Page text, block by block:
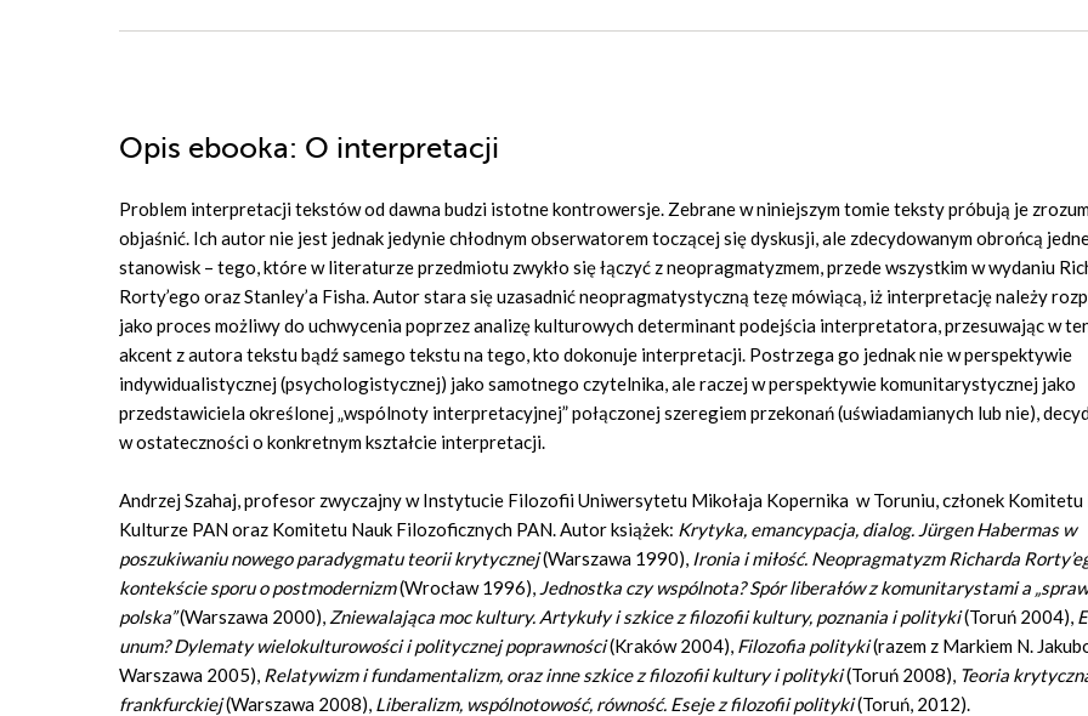
Opis ebooka: O interpretacji
Problem interpretacji tekstów od dawna budzi istotne kontrowersje. Zebrane w niniejszym tomie teksty próbują je
objaśnić. Ich autor nie jest jednak jedynie chłodnym obserwatorem toczącej się dyskusji, ale zdecydowanym obrońcą
stanowisk – tego, które w literaturze przedmiotu zwykło się łączyć z neopragmatyzmem, przede wszystkim w wydaniu
Rorty’ego oraz Stanley’a Fisha. Autor stara się uzasadnić neopragmatystyczną tezę mówiącą, iż interpretację należy
jako proces możliwy do uchwycenia poprzez analizę kulturowych determinant podejścia interpretatora, przesuwając w
akcent z autora tekstu bądź samego tekstu na tego, kto dokonuje interpretacji. Postrzega go jednak nie w perspektywie
indywidualistycznej (psychologistycznej) jako samotnego czytelnika, ale raczej w perspektywie komunitarystycznej jako
przedstawiciela określonej „wspólnoty interpretacyjnej” połączonej szeregiem przekonań (uświadamianych lub nie),
w ostateczności o konkretnym kształcie interpretacji.
Andrzej Szahaj, profesor zwyczajny w Instytucie Filozofii Uniwersytetu Mikołaja Kopernika w Toruniu, członek Komitetu
Kulturze PAN oraz Komitetu Nauk Filozoficznych PAN. Autor książek: Krytyka, emancypacja, dialog. Jürgen Habermas w
poszukiwaniu nowego paradygmatu teorii krytycznej(Warszawa 1990), Ironia i miłość. Neopragmatyzm Richarda
kontekście sporu o postmodernizm(Wrocław 1996), Jednostka czy wspólnota? Spór liberałów z komunitarystami a
polska”(Warszawa 2000), Zniewalająca moc kultury. Artykuły i szkice z filozofii kultury, poznania i polityki(Toruń 2004),
unum? Dylematy wielokulturowości i politycznej poprawności(Kraków 2004), Filozofia polityki(razem z Markiem N.
Warszawa 2005), Relatywizm i fundamentalizm, oraz inne szkice z filozofii kultury i polityki(Toruń 2008), Teoria
frankfurckiej(Warszawa 2008), Liberalizm, wspólnotowość, równość. Eseje z filozofii polityki(Toruń, 2012).